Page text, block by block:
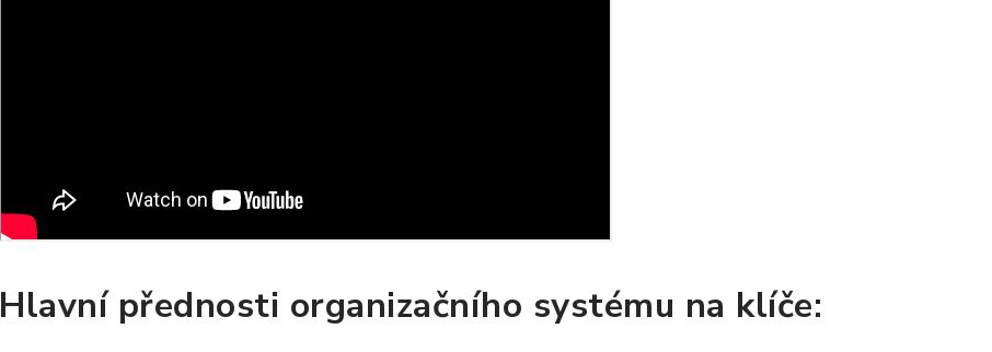
Hlavní přednosti organizačního systému na klíče: